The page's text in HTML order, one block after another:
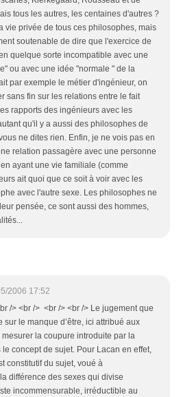
tous les autres, les centaines d'autres ?
vie privée de tous ces philosophes, mais
soutenable de dire que l'exercice de
quelque sorte incompatible avec une
ou avec une idée "normale " de la
par exemple le métier d'ingénieur, on
sans fin sur les relations entre le fait
rapports des ingénieurs avec les
qu'il y a aussi des philosophes de
ne dites rien. Enfin, je ne vois pas en
relation passagère avec une personne
ayant une vie familiale (comme
ait quoi que ce soit à voir avec les
avec l'autre sexe. Les philosophes ne
pensée, ce sont aussi des hommes,
2006 17:52
/> <br /> <br /> <br /> Le jugement que
le manque d’être, ici attribué aux
la coupure introduite par la
concept de sujet. Pour Lacan en effet,
constitutif du sujet, voué à
différence des sexes qui divise
incommensurable, irréductible au